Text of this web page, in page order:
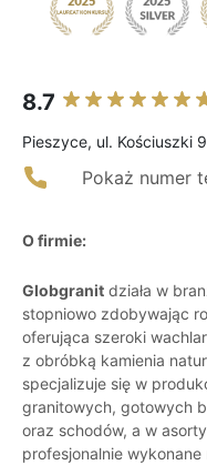
8.7
Pieszyce, ul. Kościuszki
Pokaż numer
O firmie:
Globgranit działa w
stopniowo zdobywając
oferująca szeroki
z obróbką kamienia
specjalizuje się w
granitowych, gotowych
oraz schodów, a w
profesjonalnie